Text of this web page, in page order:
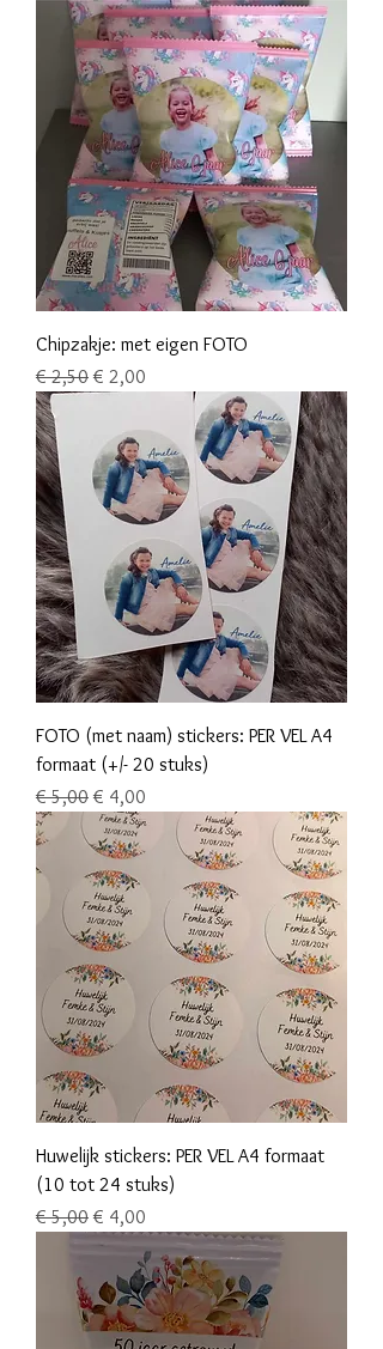
Chipzakje: met eigen FOTO
Normale prijs
€ 2,50 Verkoopprijs
€ 2,00
FOTO (met naam) stickers: PER VEL A4
formaat (+/- 20 stuks)
Normale prijs
€ 5,00 Verkoopprijs
€ 4,00
Huwelijk stickers: PER VEL A4 formaat
(10 tot 24 stuks)
Normale prijs
€ 5,00 Verkoopprijs
€ 4,00